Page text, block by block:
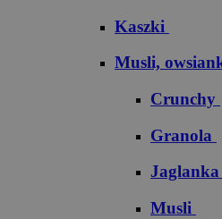
Kaszki
Musli,
Crunchy
Granola
Jaglanka
Musli